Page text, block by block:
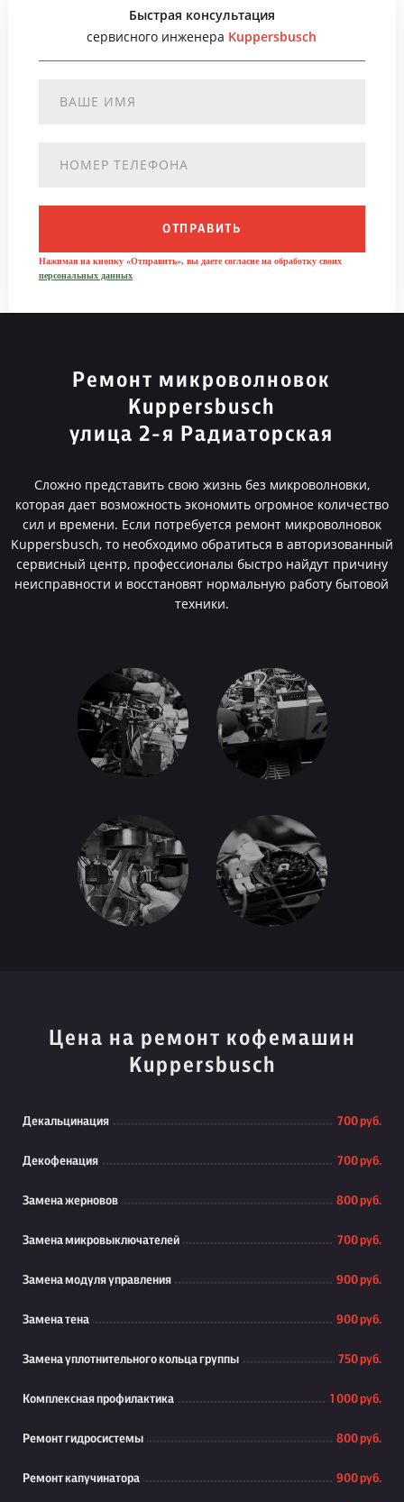
Быстрая консультация
сервисного инженера Kuppersbusch
ОТПРАВИТЬ
Нажимая на кнопку «Отправить», вы даете согласие на обработку своих
персональных данных
Ремонт микроволновок
Kuppersbusch
улица 2-я Радиаторская
Сложно представить свою жизнь без микроволновки,
которая дает возможность экономить огромное количество
сил и времени. Если потребуется ремонт микроволновок
Kuppersbusch, то необходимо обратиться в авторизованный
сервисный центр, профессионалы быстро найдут причину
неисправности и восстановят нормальную работу бытовой
техники.
Цена на ремонт кофемашин
Kuppersbusch
Декальцинация 700 руб.
Декофенация 700 руб.
Замена жерновов 800 руб.
Замена микровыключателей 700 руб.
Замена модуля управления 900 руб.
Замена тена 900 руб.
Замена уплотнительного кольца группы 750 руб.
Комплексная профилактика 1 000 руб.
Ремонт гидросистемы 800 руб.
Ремонт капучинатора 900 руб.